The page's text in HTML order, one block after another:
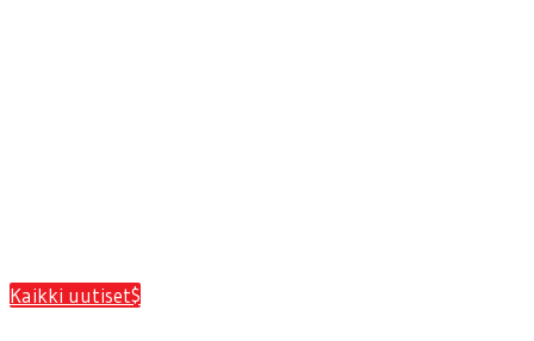
Kaikki uutiset